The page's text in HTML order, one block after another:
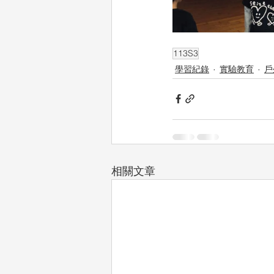
113S3
學習紀錄
實驗教育
相關文章